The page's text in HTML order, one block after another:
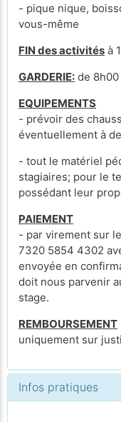
- pique nique,
vous-même
FIN des activités à
GARDERIE: de 8h00
EQUIPEMENTS
- prévoir des
éventuellement à
- tout le matériel
stagiaires; pour le
possédant leur
PAIEMENT
- par virement sur
7320 5854 4302
envoyée en
doit nous parvenir
stage.
REMBOURSEMENT
uniquement sur
Infos pratiques